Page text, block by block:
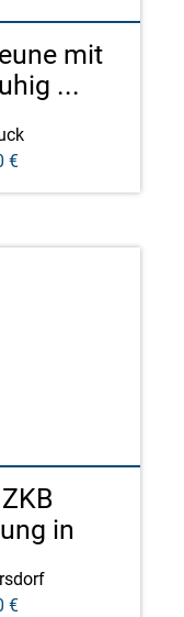
mit
...
€
in
€